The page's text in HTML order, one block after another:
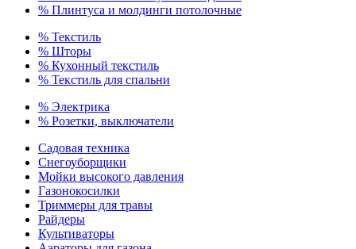
% Плинтуса и молдинги потолочные
% Текстиль
% Шторы
% Кухонный текстиль
% Текстиль для спальни
% Электрика
% Розетки, выключатели
Садовая техника
Снегоуборщики
Мойки высокого давления
Газонокосилки
Триммеры для травы
Райдеры
Культиваторы